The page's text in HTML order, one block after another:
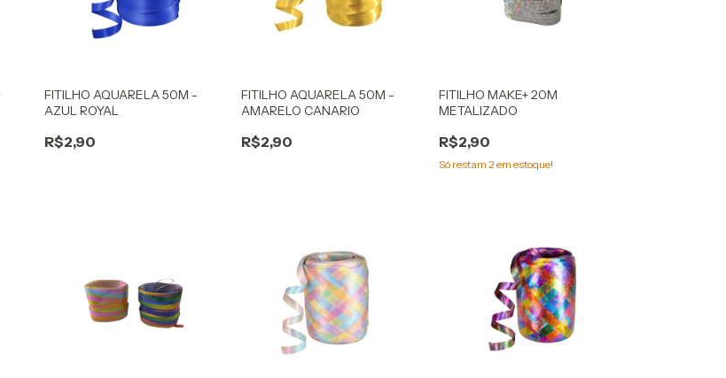
FITILHO AQUARELA 50M -
AZUL ROYAL
R$2,90
FITILHO AQUARELA 50M -
AMARELO CANARIO
R$2,90
FITILHO MAKE+ 20M
METALIZADO
R$2,90
Só restam 2 em estoque!